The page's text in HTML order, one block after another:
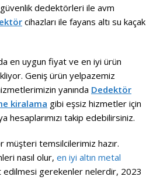
dedektörleri ile avm
cihazları ile fayans altı su kaçak
en uygun fiyat ve en iyi ürün
Geniş ürün yelpazemiz
yanında Dedektör
kiralama gibi eşsiz hizmetler için
takip edebilirsiniz.
müşteri temsilcilerimiz hazır.
nasıl olur, en iyi altın metal
edilmesi gerekenler nelerdir, 2023